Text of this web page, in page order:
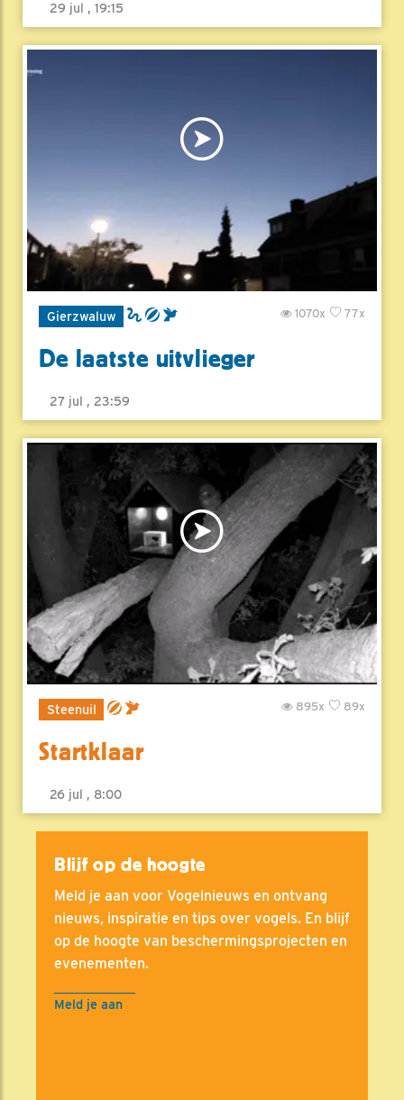
29 jul , 19:15
Gierzwaluw 77x
1070x
De laatste uitvlieger
27 jul , 23:59
Steenuil 89x
895x
Startklaar
26 jul , 8:00
Blijf op de hoogte
Meld je aan voor Vogelnieuws en ontvang
nieuws, inspiratie en tips over vogels. En blijf
op de hoogte van beschermingsprojecten en
evenementen.
Meld je aan